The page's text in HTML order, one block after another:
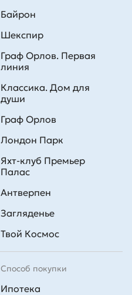
Способ покупки
Ипотека
Байрон
Шекспир
Граф Орлов. Первая
линия
Классика. Дом для
души
Граф Орлов
Лондон Парк
Яхт-клуб Премьер
Палас
Антверпен
Загляденье
Твой Космос